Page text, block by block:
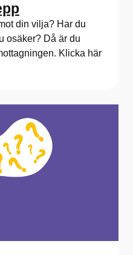
din vilja? Har du
osäker? Då är du
Klicka här